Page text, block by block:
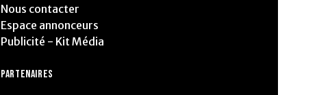
Nous contacter
Espace annonceurs
Publicité - Kit Média
PARTENAIRES